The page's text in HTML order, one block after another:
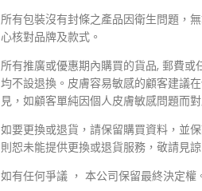
HKD $145.00
HKD $115.00
Mary & May
Mary&May Calendula Peptide
Ageless Sleeping Mask 110G 金盞花
勝肽無齡晚安面膜
所有包裝沒有封條之產品因衛生問題，
心核對品牌及款式。
所有推廣或優惠期內購買的貨品, 郵費
均不設退換。皮膚容易敏感的顧客建議
見，如顧客單純因個人皮膚敏感問題而
如要更換或退貨，請保留購買資料，並
則恕未能提供更換或退貨服務，敬請見
如有任何爭議 ， 本公司保留最終決定權